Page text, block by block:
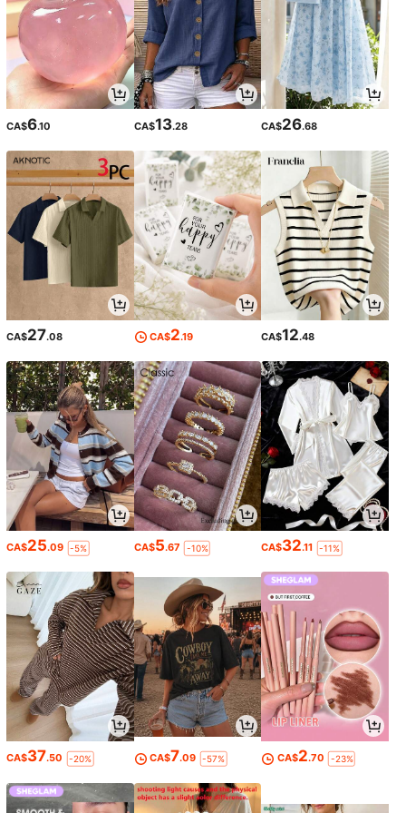
CA$6.10 CA$13.28 CA$26.68
CA$27.08 CA$2.19 CA$12.48
CA$25.09 -5% CA$5.67 -10% CA$32.11 -11%
CA$37.50 -20% CA$7.09 -57% CA$2.70 -23%